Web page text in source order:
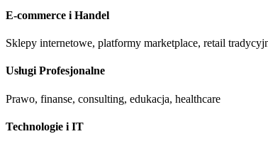
E-commerce i Handel
Sklepy internetowe, platformy marketplace, retail
Usługi Profesjonalne
Prawo, finanse, consulting, edukacja, healthcare
Technologie i IT